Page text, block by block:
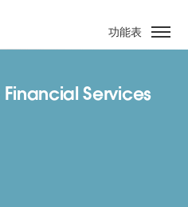
功能表
Services